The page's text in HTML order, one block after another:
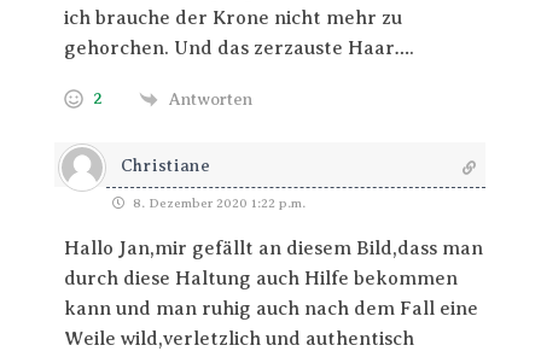
ich brauche der Krone nicht mehr zu
gehorchen. Und das zerzauste Haar….
2 Antworten
Christiane
8. Dezember 2020 1:22 p.m.
Hallo Jan,mir gefällt an diesem Bild,dass man
durch diese Haltung auch Hilfe bekommen
kann und man ruhig auch nach dem Fall eine
Weile wild,verletzlich und authentisch